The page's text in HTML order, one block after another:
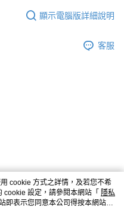
顯示電腦版詳細說明
客服
cookie 方式之詳情，及若您不希
cookie 設定，請參閱本網站「 隱私
即表示您同意本公司得按本網站使